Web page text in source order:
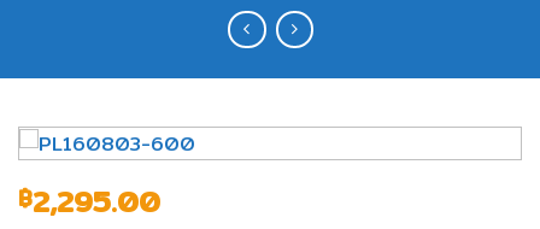
฿2,295.00